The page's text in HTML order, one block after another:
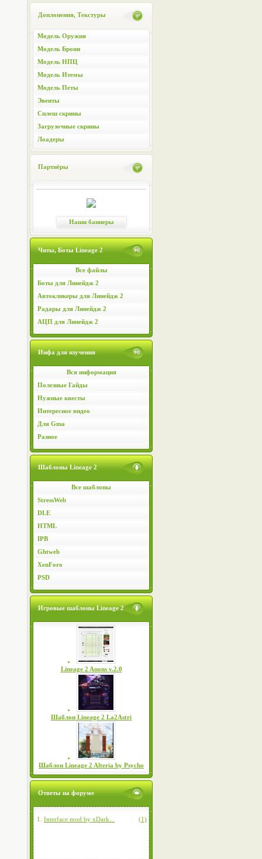
Доплонения, Текстуры
Модель Оружия
Модель Брони
Модель НПЦ
Модель Итемы
Модель Петы
Эвенты
Сплеш скрины
Загрузочные скрины
Лоадеры
Партнёры
Наши баннеры
Читы, Боты Lineage 2
Все файлы
Боты для Линейдж 2
Автокликеры для Линейдж 2
Радары для Линейдж 2
АЦП для Линейдж 2
Инфа для изучения
Вся информация
Полезные Гайды
Нужные квесты
Интересное видео
Для Gma
Разное
Шаблоны Lineage 2
Все шаблоны
StressWeb
DLE
HTML
IPB
Ghtweb
XenForo
PSD
Игровые шаблоны Lineage 2
Lineage 2 Anons v.2.0
Шаблон Lineage 2 La2Astri
Шаблон Lineage 2 Alteria by Psycho
Ответы на форуме
1. Interface mod by xDark... (1)